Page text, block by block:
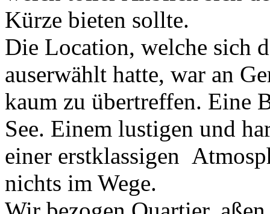
Kürze bieten sollte.
Die Location, welche sich
auserwählt hatte, war an
kaum zu übertreffen. Eine
See. Einem lustigen und
einer erstklassigen
nichts im Wege.